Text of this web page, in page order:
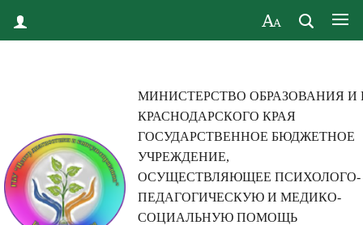
МИНИСТЕРСТВО ОБРАЗОВАНИЯ И
КРАСНОДАРСКОГО КРАЯ
ГОСУДАРСТВЕННОЕ БЮДЖЕТНОЕ
УЧРЕЖДЕНИЕ,
ОСУЩЕСТВЛЯЮЩЕЕ ПСИХОЛОГО-
ПЕДАГОГИЧЕСКУЮ И МЕДИКО-
СОЦИАЛЬНУЮ ПОМОЩЬ